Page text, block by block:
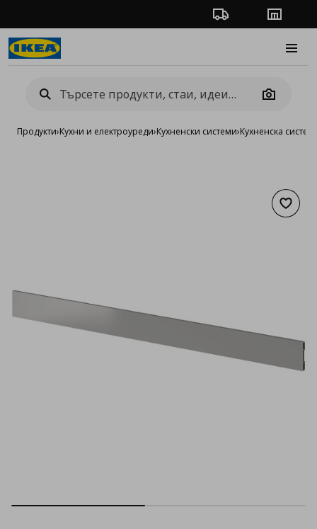
Проследяване на
Camera
Продукти›Кухни и електроуреди›Кухненски системи›Кухненска